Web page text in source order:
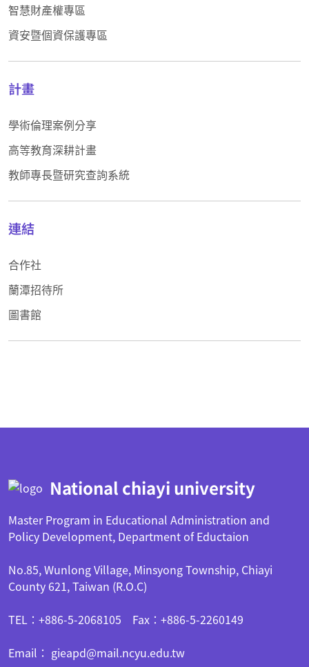
智慧財產權專區
資安暨個資保護專區
計畫
學術倫理案例分享
高等教育深耕計畫
教師專長暨研究查詢系統
連結
合作社
蘭潭招待所
圖書館
National chiayi university
Master Program in Educational Administration and
Policy Development, Department of Eductaion
No.85, Wunlong Village, Minsyong Township, Chiayi
County 621, Taiwan (R.O.C)
TEL：+886-5-2068105 Fax：+886-5-2260149
Email： gieapd@mail.ncyu.edu.tw